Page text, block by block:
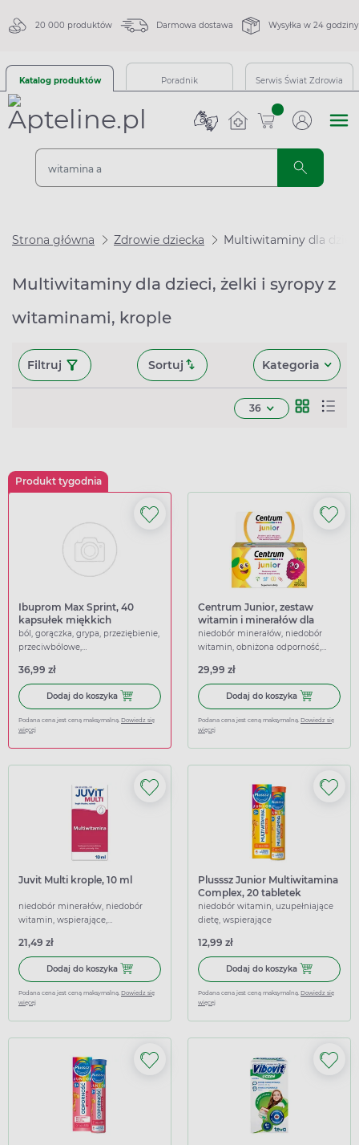
20 000 produktów Darmowa dostawa Wysyłka w 24 godziny
Katalog produktów Poradnik Serwis Świat Zdrowia
sztuk
Strona główna Zdrowie dziecka Multiwitaminy dla
Multiwitaminy dla dzieci, żelki i syropy z
witaminami, krople
Filtruj Sortuj Kategoria
36
Produkt tygodnia
Ibuprom Max Sprint, 40
kapsułek miękkich
ból, gorączka, grypa, przeziębienie,
przeciwbólowe,
36,99 zł
Dodaj do koszyka Dodaj do koszyka Ibuprom Max Sprint, 40 kapsułek
Podana cena jest ceną maksymalną. Dowiedz się
więcej
Centrum Junior, zestaw
witamin i minerałów dla
dzieci 4+, 30 tabletek do
ssania
niedobór minerałów, niedobór
witamin, obniżona odporność,
29,99 zł
Dodaj do koszyka Dodaj do
Podana cena jest ceną maksymalną. Dowiedz się
więcej
Juvit Multi krople, 10 ml
niedobór minerałów, niedobór
witamin, wspierające,
21,49 zł
Dodaj do koszyka Dodaj do koszyka Juvit Multi krople, 10 ml
Podana cena jest ceną maksymalną. Dowiedz się
więcej
Plusssz Junior Multiwitamina
Complex, 20 tabletek
musujących
niedobór witamin, uzupełniające
dietę, wspierające
12,99 zł
Dodaj do koszyka Dodaj do
Podana cena jest ceną maksymalną. Dowiedz się
więcej